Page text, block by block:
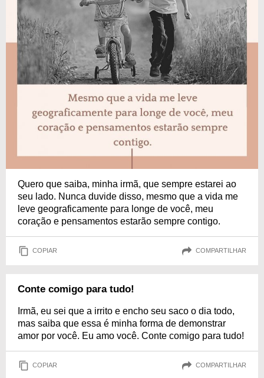
Quero que saiba, minha irmã, que sempre estarei ao
seu lado. Nunca duvide disso, mesmo que a vida me
leve geograficamente para longe de você, meu
coração e pensamentos estarão sempre contigo.
COPIAR COMPARTILHAR
Conte comigo para tudo!
Irmã, eu sei que a irrito e encho seu saco o dia todo,
mas saiba que essa é minha forma de demonstrar
amor por você. Eu amo você. Conte comigo para tudo!
COPIAR COMPARTILHAR